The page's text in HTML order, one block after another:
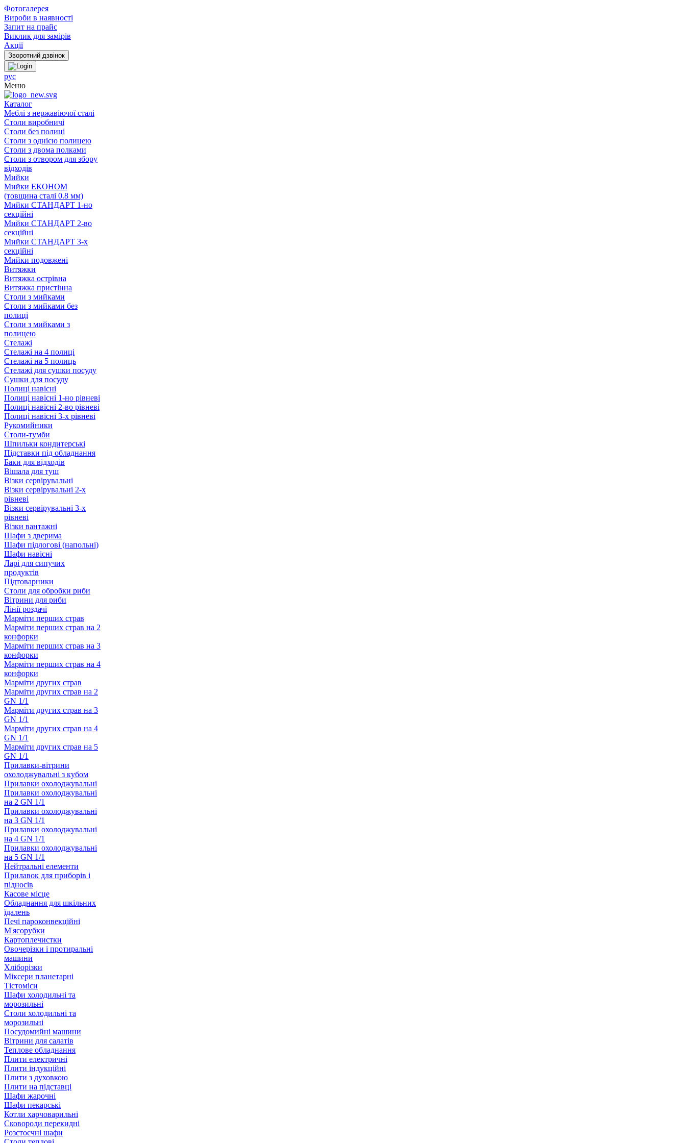
Фотогалерея
Вироби в наявності
Запит на прайс
Виклик для замірів
Акції
рус
Меню
Каталог
Меблі з нержавіючої сталі
Столи виробничі
Столи без полиці
Столи з однією полицею
Столи з двома полками
Столи з отвором для збору
відходів
Мийки
Мийки ЕКОНОМ
(товщина сталі 0.8 мм)
Мийки СТАНДАРТ 1-но
секційні
Мийки СТАНДАРТ 2-во
секційні
Мийки СТАНДАРТ 3-х
секційні
Мийки подовжені
Витяжки
Витяжка острівна
Витяжка пристінна
Столи з мийками
Столи з мийками без
полиці
Столи з мийками з
полицею
Стелажі
Стелажі на 4 полиці
Стелажі на 5 полиць
Стелажі для сушки посуду
Сушки для посуду
Полиці навісні
Полиці навісні 1-но рівневі
Полиці навісні 2-во рівневі
Полиці навісні 3-х рівневі
Рукомийники
Столи-тумби
Шпильки кондитерські
Підставки під обладнання
Баки для відходів
Вішала для туш
Візки сервірувальні
Візки сервірувальні 2-х
рівневі
Візки сервірувальні 3-х
рівневі
Візки вантажні
Шафи з дверима
Шафи підлогові (напольні)
Шафи навісні
Ларі для сипучих
продуктів
Підтоварники
Столи для обробки риби
Вітрини для риби
Лінії роздачі
Марміти перших страв
Марміти перших страв на 2
конфорки
Марміти перших страв на 3
конфорки
Марміти перших страв на 4
конфорки
Марміти других страв
Марміти других страв на 2
GN 1/1
Марміти других страв на 3
GN 1/1
Марміти других страв на 4
GN 1/1
Марміти других страв на 5
GN 1/1
Прилавки-вітрини
охолоджувальні з кубом
Прилавки охолоджувальні
Прилавки охолоджувальні
на 2 GN 1/1
Прилавки охолоджувальні
на 3 GN 1/1
Прилавки охолоджувальні
на 4 GN 1/1
Прилавки охолоджувальні
на 5 GN 1/1
Нейтральні елементи
Прилавок для приборів і
підносів
Касове місце
Обладнання для шкільних
їдалень
Печі пароконвекційні
М'ясорубки
Картоплечистки
Овочерізки і протиральні
машини
Хліборізки
Міксери планетарні
Тістоміси
Шафи холодильні та
морозильні
Столи холодильні та
морозильні
Посудомийні машини
Вітрини для салатів
Теплове обладнання
Плити електричні
Плити індукційні
Плити з духовкою
Плити на підставці
Шафи жарочні
Шафи пекарські
Котли харчоварильні
Сковороди перекидні
Розстоєчні шафи